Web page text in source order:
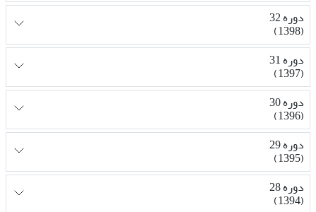
دوره 32
(1398)
دوره 31
(1397)
دوره 30
(1396)
دوره 29
(1395)
دوره 28
(1394)